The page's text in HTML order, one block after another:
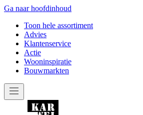
Ga naar hoofdinhoud
Toon hele assortiment
Advies
Klantenservice
Actie
Wooninspiratie
Bouwmarkten